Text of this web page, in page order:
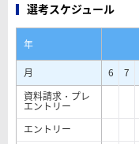
選考スケジュール
年
月
6 7
資料請求・プレ
エントリー
エントリー